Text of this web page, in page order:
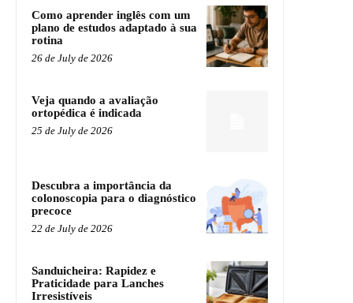
Como aprender inglês com um
plano de estudos adaptado à sua
rotina
26 de July de 2026
Veja quando a avaliação
ortopédica é indicada
25 de July de 2026
Descubra a importância da
colonoscopia para o diagnóstico
precoce
22 de July de 2026
Sanduicheira: Rapidez e
Praticidade para Lanches
Irresistíveis